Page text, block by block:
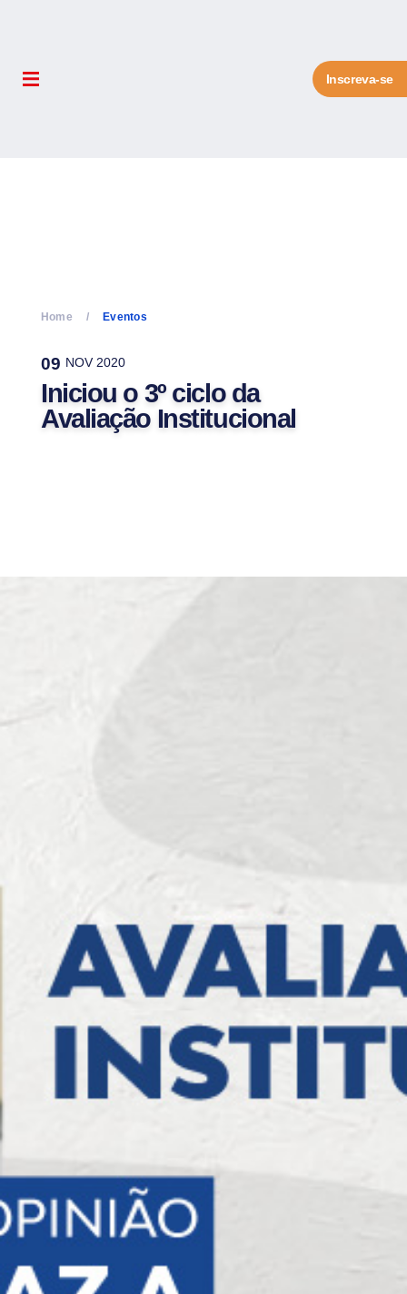
Inscreva-se
Home Eventos
09 NOV 2020
Iniciou o 3º ciclo da
Avaliação Institucional